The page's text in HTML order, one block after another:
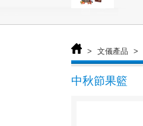
> 文儀產品 >
中秋節果籃